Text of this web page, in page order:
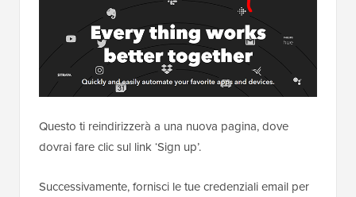
Questo ti reindirizzerà a una nuova pagina, dove
dovrai fare clic sul link ‘Sign up’.
Successivamente, fornisci le tue credenziali email per